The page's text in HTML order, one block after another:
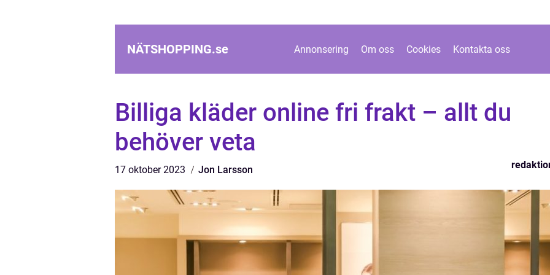
NÄTSHOPPING.se Annonsering Om oss Cookies Kontakta oss
Billiga kläder online fri frakt – allt du
behöver veta
17 oktober 2023 Jon Larsson